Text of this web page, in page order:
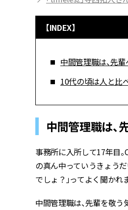
【INDEX】
中間管理職は、先
10代の頃は人と比
中間管理職は、
事務所に入所して17年目。
の真ん中っていうきょう
でしょ？」ってよく聞かれ
中間管理職は、先輩を敬